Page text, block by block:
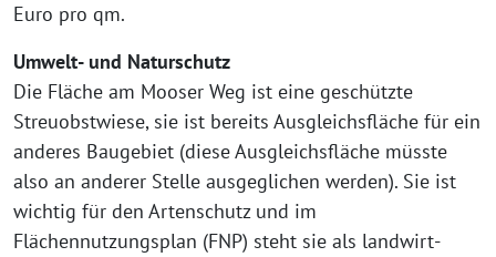
Euro pro qm.
Umwelt- und Naturschutz
Die Fläche am Mooser Weg ist eine geschütz­te
Streuobstwiese, sie ist bereits Ausgleichsfläche für ein
ande­res Baugebiet (die­se Ausgleichsfläche müss­te
also an ande­rer Stelle aus­ge­gli­chen wer­den). Sie ist
wich­tig für den Artenschutz und im
Flächennutzungsplan (FNP) steht sie als land­wirt­